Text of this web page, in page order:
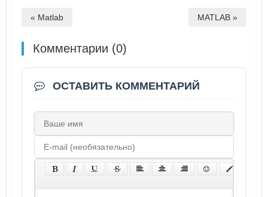
« Matlab MATLAB »
Комментарии (0)
ОСТАВИТЬ КОММЕНТАРИЙ